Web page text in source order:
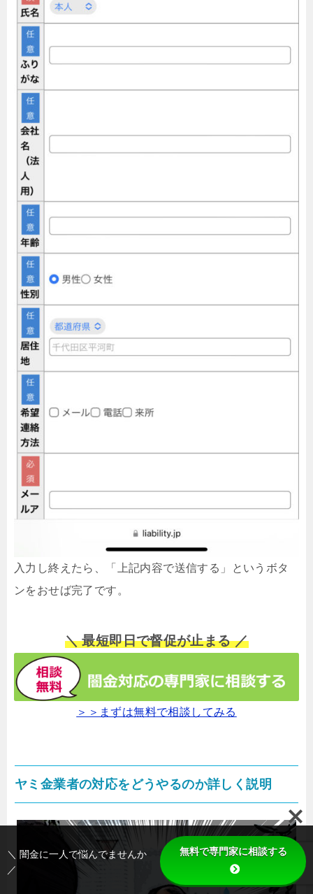
入力し終えたら、「上記内容で送信する」というボタ
ンをおせば完了です。
＼ 最短即日で督促が止まる ／
＞＞まずは無料で相談してみる
ヤミ金業者の対応をどうやるのか詳しく説明
＼ 闇金に一人で悩んでませんか
／
無料で専門家に相談する